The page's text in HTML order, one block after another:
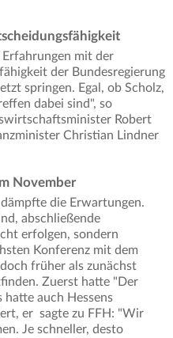
Erfahrungen mit der
der Bundesregierung
springen. Egal, ob Scholz,
dabei sind", so
Robert
Christian Lindner
November
die Erwartungen.
abschließende
erfolgen, sondern
Konferenz mit dem
früher als zunächst
Zuerst hatte "Der
auch Hessens
er sagte zu FFH: "Wir
Je schneller, desto